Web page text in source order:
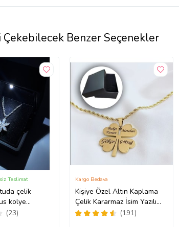
Çekebilecek Benzer Seçenekler
çelik
kolye
yılbaşı
(23)
Teslimat
Kişiye Özel Altın Kaplama
Çelik Kararmaz İsim Yazılı
Yonca Kolye
(191)
Kargo Bedava